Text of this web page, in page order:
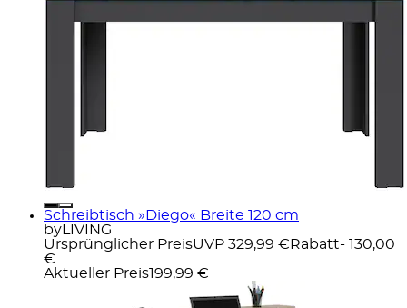
Schreibtisch »Diego« Breite 120 cm
byLIVING
Ursprünglicher PreisUVP 329,99 € Rabatt- 130,00
€
Aktueller Preis199,99 €